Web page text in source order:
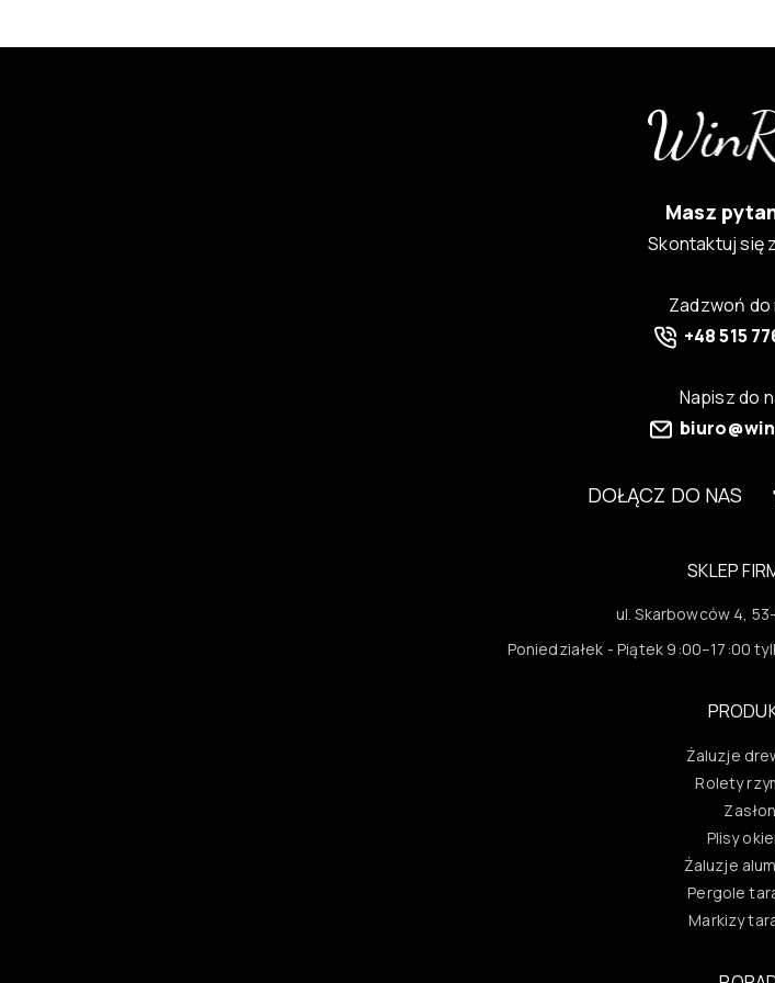
Masz
Skontaktuj się
Zadzwoń do
+48 515
Napisz do
DOŁĄCZ DO NAS
SKLEP
ul. Skarbowców 4,
Poniedziałek - Piątek 9:00–17:00
Żaluzje
Rolety
Plisy
Żaluzje
Pergole
Markizy